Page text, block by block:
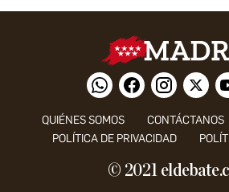
QUIÉNES SOMOS CONTÁCTANOS
POLÍTICA DE PRIVACIDAD
© 2021